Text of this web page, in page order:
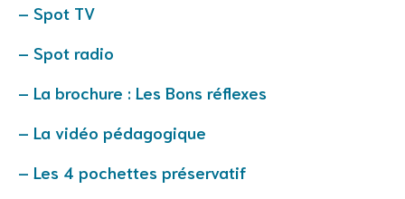
– Spot TV
– Spot radio
– La brochure : Les Bons réflexes
– La vidéo pédagogique
– Les 4 pochettes préservatif